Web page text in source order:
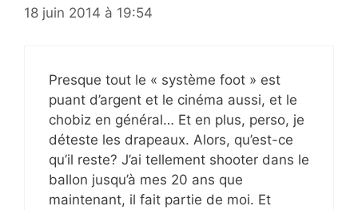
18 juin 2014 à 19:54
Presque tout le « système foot » est
puant d’argent et le cinéma aussi, et le
chobiz en général… Et en plus, perso, je
déteste les drapeaux. Alors, qu’est-ce
qu’il reste? J’ai tellement shooter dans le
ballon jusqu’à mes 20 ans que
maintenant, il fait partie de moi. Et